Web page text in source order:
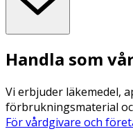
Handla som
Vi erbjuder läkemedel,
förbrukningsmaterial
För vårdgivare och